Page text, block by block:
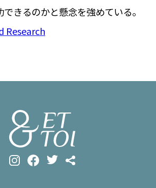
きるのかと懸念を強めている。
Research